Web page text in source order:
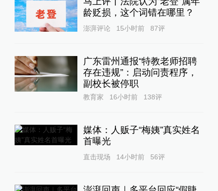
龄贬损，这个词错在哪里？
澎湃评论 15小时前 87评
广东雷州通报“特教老师招聘
存在违规”：启动问责程序，
副校长被停职
教育家 16小时前 138评
媒体：人贩子“梅姨”真实姓名
首曝光
直击现场 14小时前 56评